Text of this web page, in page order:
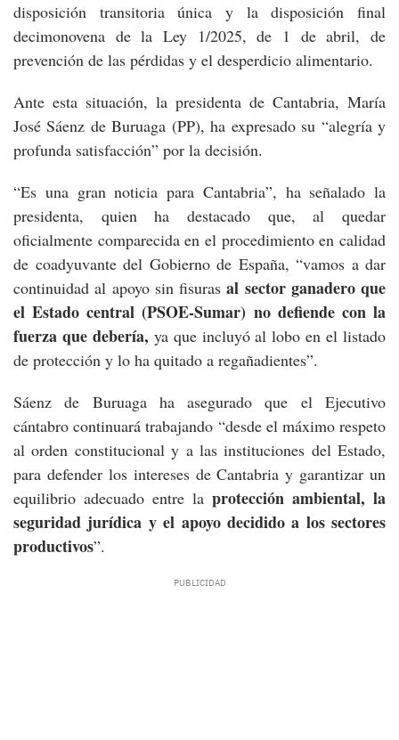
disposición transitoria única y la disposición final
decimonovena de la Ley 1/2025, de 1 de abril, de
prevención de las pérdidas y el desperdicio alimentario.
Ante esta situación, la presidenta de Cantabria, María
José Sáenz de Buruaga (PP), ha expresado su “alegría y
profunda satisfacción” por la decisión.
“Es una gran noticia para Cantabria”, ha señalado la
presidenta, quien ha destacado que, al quedar
oficialmente comparecida en el procedimiento en calidad
de coadyuvante del Gobierno de España, “vamos a dar
continuidad al apoyo sin fisurasal sector ganadero que
el Estado central (PSOE-Sumar) no defiende con la
fuerza que debería, ya que incluyó al lobo en el listado
de protección y lo ha quitado a regañadientes”.
Sáenz de Buruaga ha asegurado que el Ejecutivo
cántabro continuará trabajando “desde el máximo respeto
al orden constitucional y a las instituciones del Estado,
para defender los intereses de Cantabria y garantizar un
equilibrio adecuado entre la protección ambiental, la
seguridad jurídica y el apoyo decidido a los sectores
productivos”.